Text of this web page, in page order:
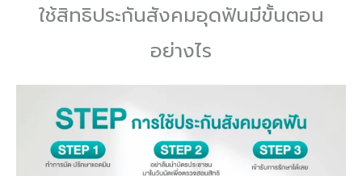
ใช้สิทธิประกันสังคมอุดฟันมีขั้นตอน
อย่างไร